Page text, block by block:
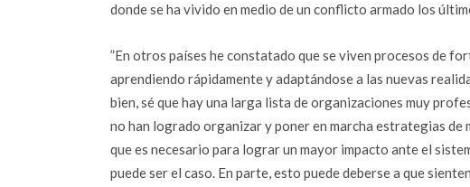
donde se ha vivido en medio de un conflicto armado los
”En otros países he constatado que se viven procesos de
aprendiendo rápidamente y adaptándose a las nuevas
bien, sé que hay una larga lista de organizaciones muy
no han logrado organizar y poner en marcha estrategias de
que es necesario para lograr un mayor impacto ante el
puede ser el caso. En parte, esto puede deberse a que